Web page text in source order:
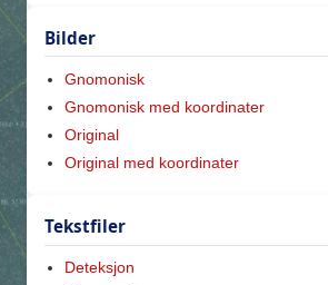
Bilder
Gnomonisk
Gnomonisk med koordinater
Original
Original med koordinater
Tekstfiler
Deteksjon